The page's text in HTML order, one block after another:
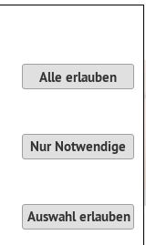
Alle erlauben
Nur Notwendige
Auswahl erlauben